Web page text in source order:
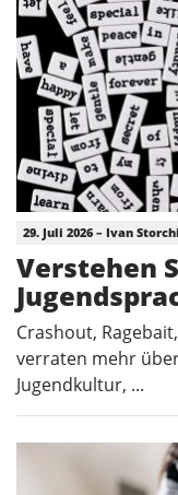
29. Juli 2026 – Ivan Storchi
Verstehen
Crashout,
verraten mehr
Jugendkultur, ...